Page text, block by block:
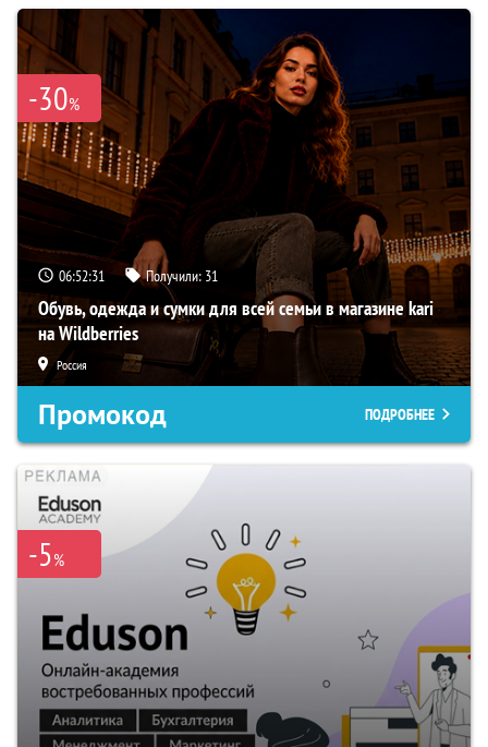
-30%
06:52:29 Получили: 31
Обувь, одежда и сумки для всей семьи в магазине kari
на Wildberries
Россия
Промокод ПОДРОБНЕЕ
-5%